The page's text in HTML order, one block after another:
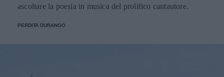
ascoltare la poesia in musica del prolifico cantautore.
PERDITA DURANGO